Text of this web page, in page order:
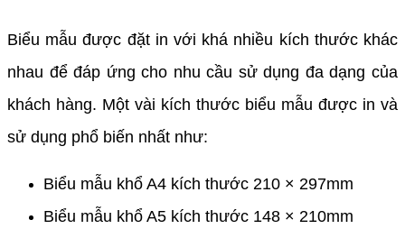
Biểu mẫu được đặt in với khá nhiều kích thước khác
nhau để đáp ứng cho nhu cầu sử dụng đa dạng của
khách hàng. Một vài kích thước biểu mẫu được in và
sử dụng phổ biến nhất như:
Biểu mẫu khổ A4 kích thước 210 × 297mm
Biểu mẫu khổ A5 kích thước 148 × 210mm